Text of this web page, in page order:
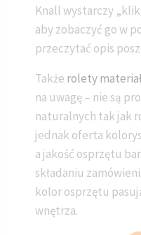
Knall wystarczy
aby zobaczyć go w
przeczytać opis
Także rolety
na uwagę – nie są
naturalnych tak jak
jednak oferta
a jakość osprzętu
składaniu
kolor osprzętu
wnętrza.